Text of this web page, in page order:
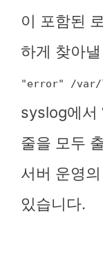
이 포함된
하게 찾아
"error" /var/
syslog에서
줄을 모두
서버 운영
있습니다.